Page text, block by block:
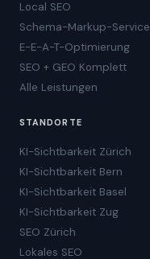
Local SEO
Schema-Markup-Service
E-E-A-T-Optimierung
SEO + GEO Komplett
Alle Leistungen
STANDORTE
KI-Sichtbarkeit Zürich
KI-Sichtbarkeit Bern
KI-Sichtbarkeit Basel
KI-Sichtbarkeit Zug
SEO Zürich
Lokales SEO